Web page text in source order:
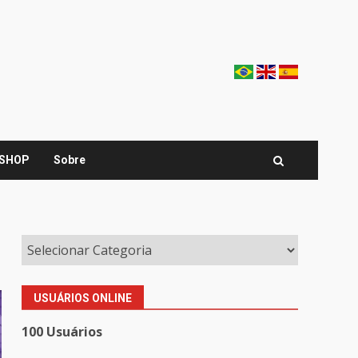
Sobre
USUÁRIOS ONLINE
100 Usuários